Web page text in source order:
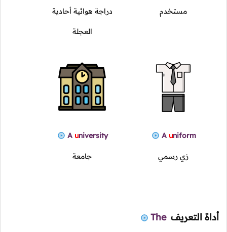
مستخدم دراجة هوائية أحادية
العجلة
A uniform
زي رسمي
A university
جامعة
أداة التعريف The